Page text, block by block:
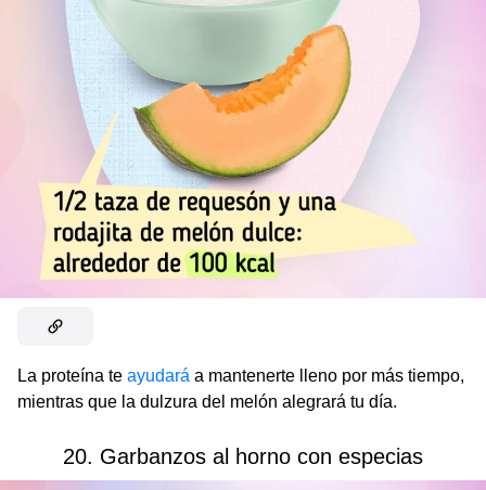
La proteína te ayudará a mantenerte lleno por más tiempo,
mientras que la dulzura del melón alegrará tu día.
20. Garbanzos al horno con especias